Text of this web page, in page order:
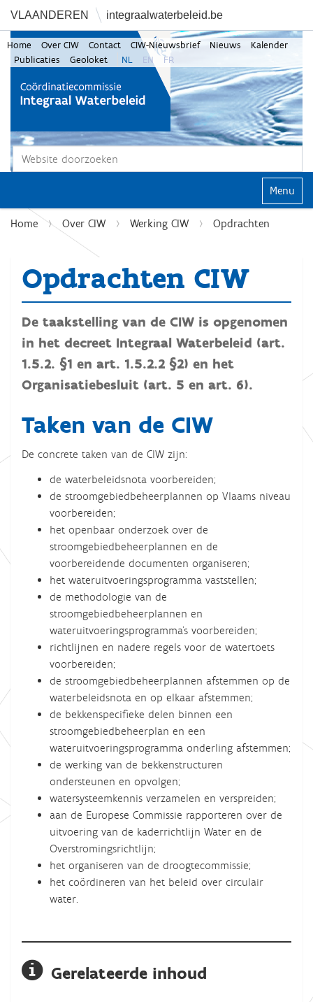
VLAANDEREN integraalwaterbeleid.be
Zoek
Home Over CIW Contact CIW-Nieuwsbrief Nieuws
Kalender
Publicaties
Geoloket NL EN FR
Klap
Home Over CIW Werking CIW Opdrachten
Opdrachten CIW
De taakstelling van de CIW is opgenomen
in het decreet Integraal Waterbeleid (art.
1.5.2. §1 en art. 1.5.2.2 §2) en het
Organisatiebesluit (art. 5 en art. 6).
Taken van de CIW
De concrete taken van de CIW zijn:
de waterbeleidsnota voorbereiden;
de stroomgebiedbeheerplannen op Vlaams niveau
voorbereiden;
het openbaar onderzoek over de
stroomgebiedbeheerplannen en de
voorbereidende documenten organiseren;
het wateruitvoeringsprogramma vaststellen;
de methodologie van de
stroomgebiedbeheerplannen en
wateruitvoeringsprogramma’s voorbereiden;
richtlijnen en nadere regels voor de watertoets
voorbereiden;
de stroomgebiedbeheerplannen afstemmen op de
waterbeleidsnota en op elkaar afstemmen;
de bekkenspecifieke delen binnen een
stroomgebiedbeheerplan en een
wateruitvoeringsprogramma onderling afstemmen;
de werking van de bekkenstructuren
ondersteunen en opvolgen;
watersysteemkennis verzamelen en verspreiden;
aan de Europese Commissie rapporteren over de
uitvoering van de kaderrichtlijn Water en de
Overstromingsrichtlijn;
het organiseren van de droogtecommissie;
het coördineren van het beleid over circulair
water.
Gerelateerde inhoud